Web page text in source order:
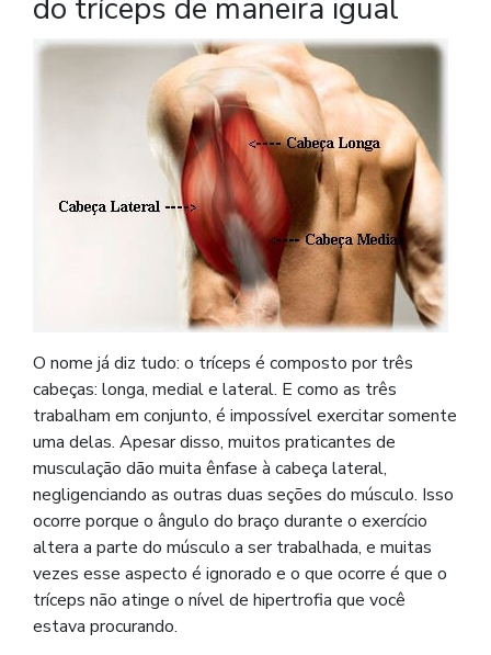
O nome já diz tudo: o tríceps é composto por três
cabeças: longa, medial e lateral. E como as três
trabalham em conjunto, é impossível exercitar somente
uma delas. Apesar disso, muitos praticantes de
musculação dão muita ênfase à cabeça lateral,
negligenciando as outras duas seções do músculo. Isso
ocorre porque o ângulo do braço durante o exercício
altera a parte do músculo a ser trabalhada, e muitas
vezes esse aspecto é ignorado e o que ocorre é que o
tríceps não atinge o nível de hipertrofia que você
estava procurando.